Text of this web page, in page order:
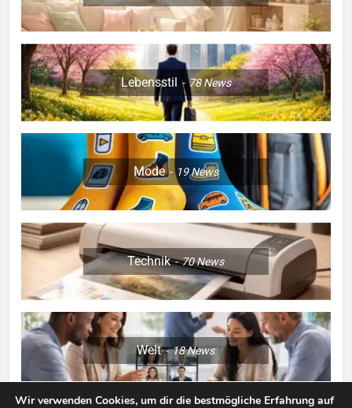
Lebensstil 78News
Mode 19News
Technik 70News
Welt 18News
Wir verwenden Cookies, um dir die bestmögliche Erfahrung auf